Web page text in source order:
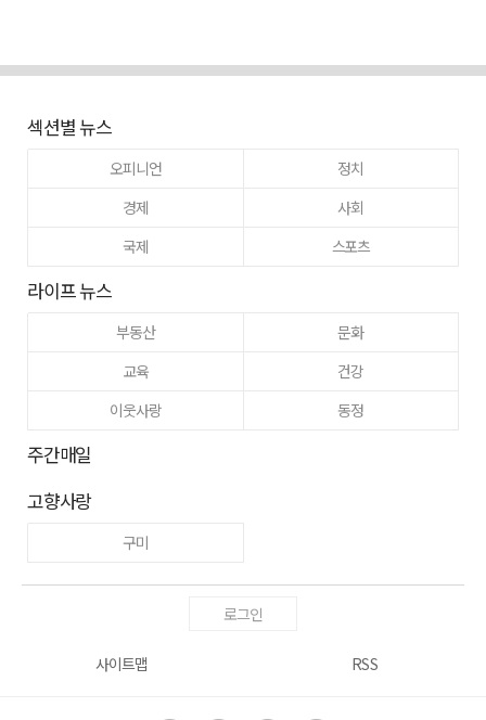
섹션별 뉴스
오피니언
정치
경제
사회
국제
스포츠
라이프 뉴스
부동산
문화
교육
건강
이웃사랑
동정
주간매일
고향사랑
구미
로그인
사이트맵 RSS